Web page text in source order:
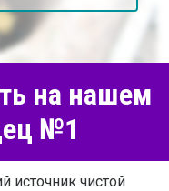
на нашем
№1
источник чистой